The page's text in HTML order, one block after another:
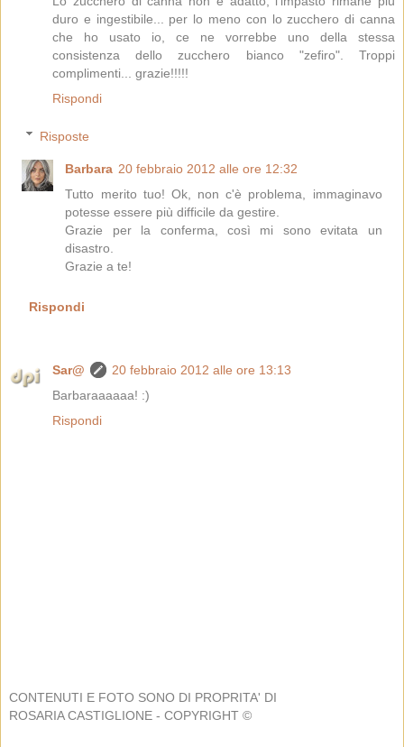
duro e ingestibile... per lo meno con lo zucchero di canna
che ho usato io, ce ne vorrebbe uno della stessa
consistenza dello zucchero bianco "zefiro". Troppi
complimenti... grazie!!!!!
Rispondi
Risposte
Barbara 20 febbraio 2012 alle ore 12:32
Tutto merito tuo! Ok, non c'è problema, immaginavo
potesse essere più difficile da gestire.
Grazie per la conferma, così mi sono evitata un
disastro.
Grazie a te!
Rispondi
Sar@
20 febbraio 2012 alle ore 13:13
Barbaraaaaaa! :)
Rispondi
CONTENUTI E FOTO SONO DI PROPRITA' DI
ROSARIA CASTIGLIONE - COPYRIGHT ©